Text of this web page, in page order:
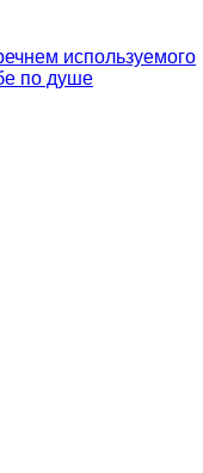
используемого
по душе